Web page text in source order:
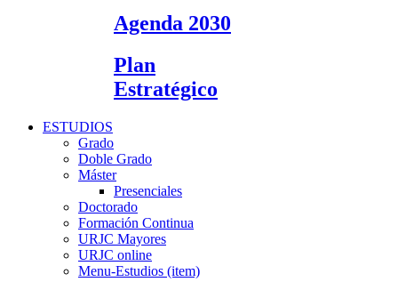
Agenda 2030
Plan
Estratégico
ESTUDIOS
Grado
Doble Grado
Máster
Presenciales
Doctorado
Formación Continua
URJC Mayores
URJC online
Menu-Estudios (item)